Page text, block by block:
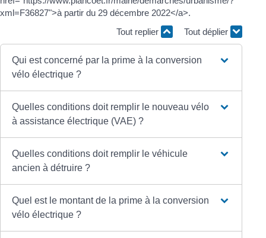
xml=F36827">à partir du 29 décembre 2022</a>.
Tout replier
Tout déplier
Qui est concerné par la prime à la conversion
vélo électrique ?
Quelles conditions doit remplir le nouveau vélo
à assistance électrique (VAE) ?
Quelles conditions doit remplir le véhicule
ancien à détruire ?
Quel est le montant de la prime à la conversion
vélo électrique ?